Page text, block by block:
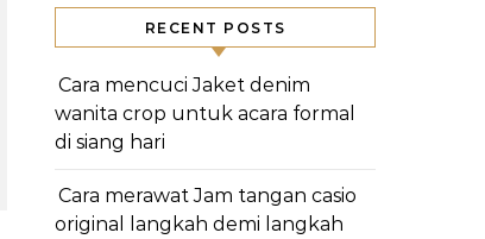
RECENT POSTS
Cara mencuci Jaket denim
wanita crop untuk acara formal
di siang hari
Cara merawat Jam tangan casio
original langkah demi langkah